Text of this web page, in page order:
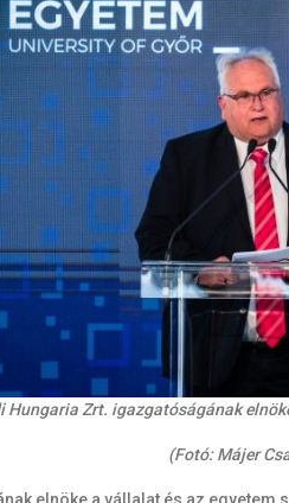
Hungaria Zrt. igazgatóságának
(Fotó: Májer